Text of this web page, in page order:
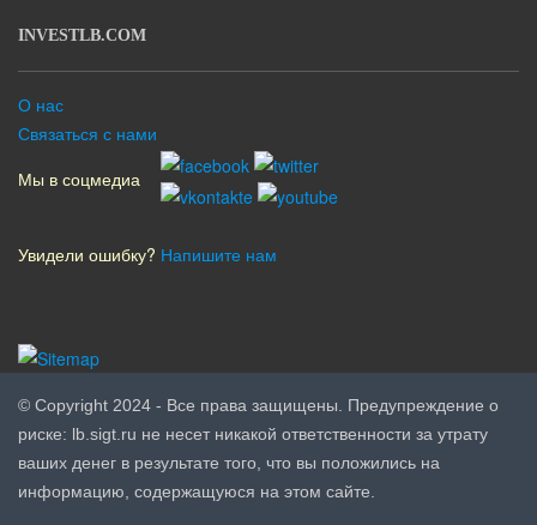
INVESTLB.COM
О нас
Связаться с нами
Мы в соцмедиа
Увидели ошибку? Напишите нам
© Copyright 2024 - Все права защищены. Предупреждение о
риске: lb.sigt.ru не несет никакой ответственности за утрату
ваших денег в результате того, что вы положились на
информацию, содержащуюся на этом сайте.